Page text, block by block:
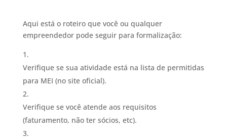
Aqui está o roteiro que você ou qualquer
empreendedor pode seguir para formalização:
Verifique se sua atividade está na lista de permitidas
para MEI (no site oficial).
Verifique se você atende aos requisitos
(faturamento, não ter sócios, etc).